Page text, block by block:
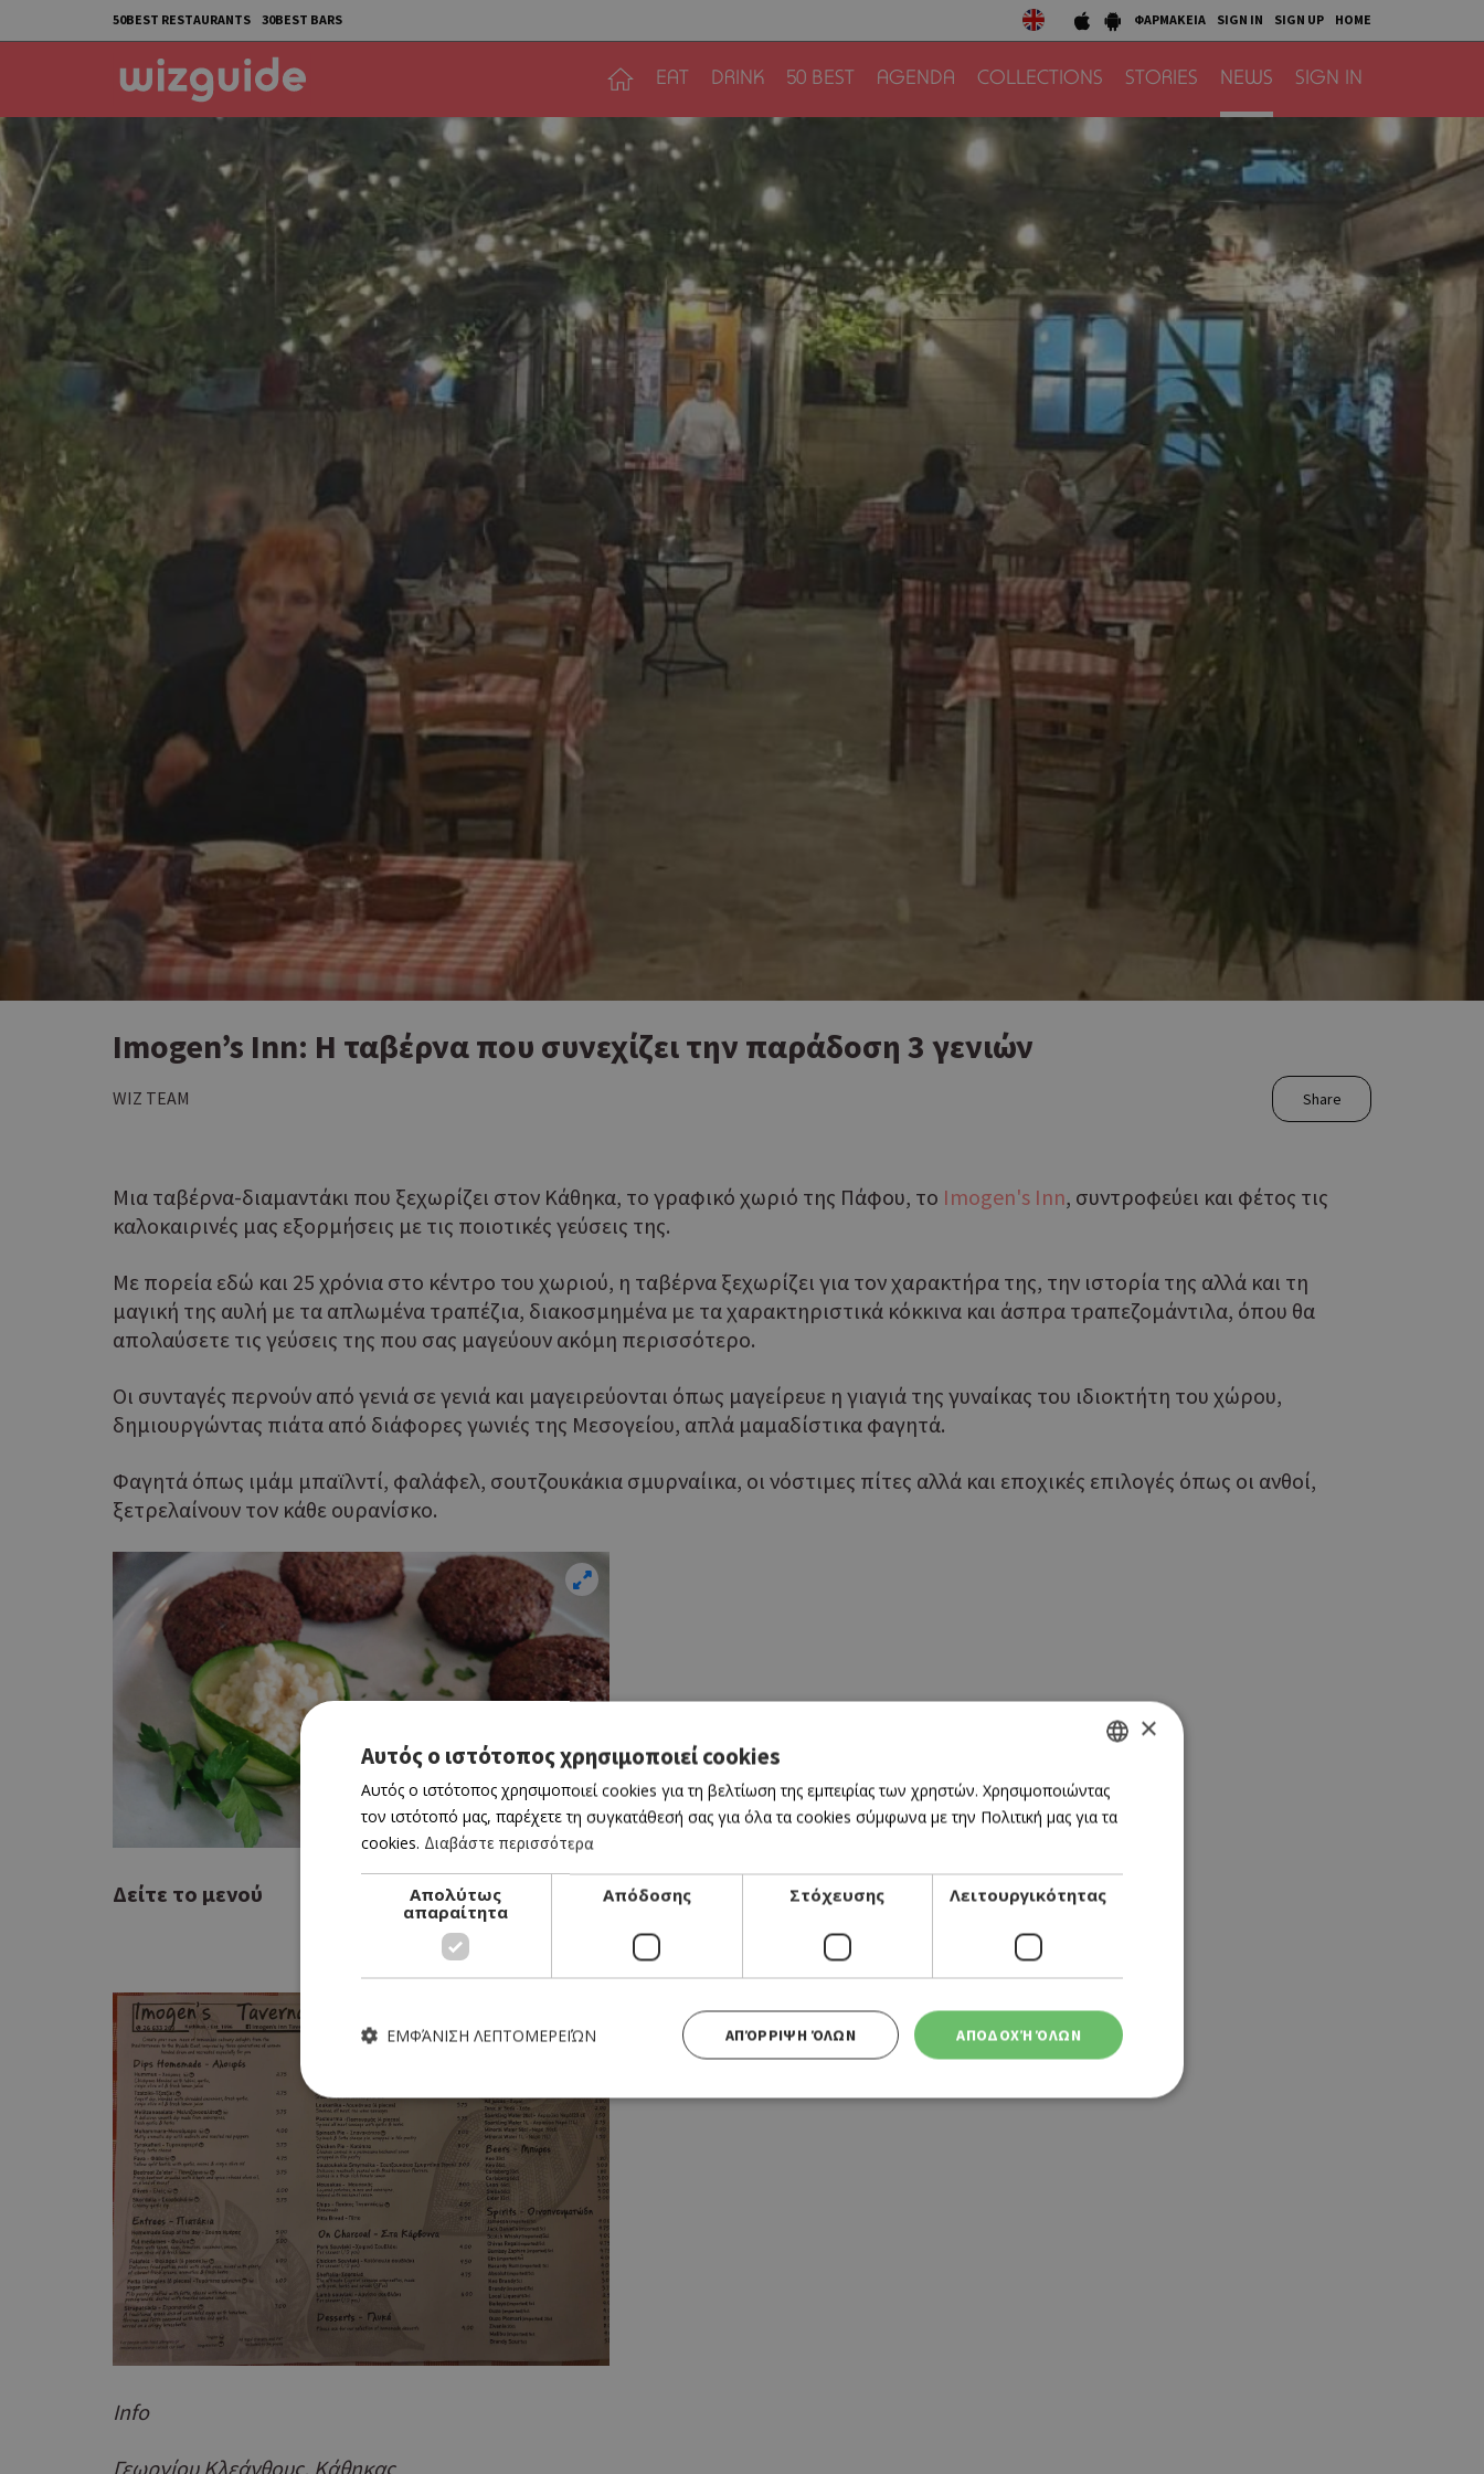
50BEST RESTAURANTS 30BEST BARS ΦΑΡΜΑΚΕΙΑ SIGN IN SIGN UP HOME
EAT DRINK 50 BEST AGENDA COLLECTIONS STORIES NEWS SIGN IN
Imogen’s Inn: Η ταβέρνα που συνεχίζει την παράδοση 3 γενιών
WIZ TEAM Share
Μια ταβέρνα-διαμαντάκι που ξεχωρίζει στον Κάθηκα, το γραφικό χωριό της Πάφου, το Imogen's Inn, συντροφεύει και φέτος τις
καλοκαιρινές μας εξορμήσεις με τις ποιοτικές γεύσεις της.
Με πορεία εδώ και 25 χρόνια στο κέντρο του χωριού, η ταβέρνα ξεχωρίζει για τον χαρακτήρα της, την ιστορία της αλλά και τη
μαγική της αυλή με τα απλωμένα τραπέζια, διακοσμημένα με τα χαρακτηριστικά κόκκινα και άσπρα τραπεζομάντιλα, όπου θα
απολαύσετε τις γεύσεις της που σας μαγεύουν ακόμη περισσότερο.
Οι συνταγές περνούν από γενιά σε γενιά και μαγειρεύονται όπως μαγείρευε η γιαγιά της γυναίκας του ιδιοκτήτη του χώρου,
δημιουργώντας πιάτα από διάφορες γωνιές της Μεσογείου, απλά μαμαδίστικα φαγητά.
Φαγητά όπως ιμάμ μπαϊλντί, φαλάφελ, σουτζουκάκια σμυρναίικα, οι νόστιμες πίτες αλλά και εποχικές επιλογές όπως οι ανθοί,
ξετρελαίνουν τον κάθε ουρανίσκο.
Δείτε το μενού
Info
Γεωργίου Κλεάνθους, Κάθηκας
GREEK
ENGLISH
×
Αυτός ο ιστότοπος χρησιμοποιεί cookies
Αυτός ο ιστότοπος χρησιμοποιεί cookies για τη βελτίωση της εμπειρίας των χρηστών. Χρησιμοποιώντας
τον ιστότοπό μας, παρέχετε τη συγκατάθεσή σας για όλα τα cookies σύμφωνα με την Πολιτική μας για τα
cookies. Διαβάστε περισσότερα
Απολύτως
απαραίτητα
Απόδοσης Στόχευσης Λειτουργικότητας
ΑΠΟΔΟΧΉ ΌΛΩΝ
ΑΠΌΡΡΙΨΗ ΌΛΩΝ
ΕΜΦΆΝΙΣΗ ΛΕΠΤΟΜΕΡΕΙΏΝ
Απολύτως απαραίτητα
Τα απολύτως απαραίτητα cookies επιτρέπουν βασικές λειτουργίες του ιστότοπου, όπως τη σύνδεση χρήστη και τη διαχείριση λογαριασμού. Ο
ιστότοπος δεν μπορεί να χρησιμοποιηθεί σωστά χωρίς τα απολύτως απαραίτητα cookies.
Ονοματεπώνυμο Προμηθευτής
/Πεδίο
G_ENABLED_IDPS
Google LLC
.cyprusen.wiz-
PHPSESSID
PHP.net